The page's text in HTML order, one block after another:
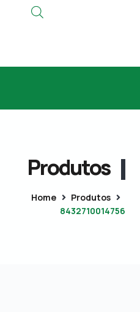
Produtos
Home
Produtos
8432710014756